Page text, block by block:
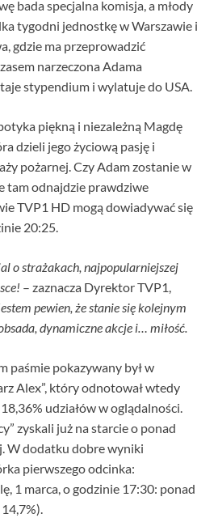
bada specjalna komisja, a młody
tygodni jednostkę w Warszawie i
gdzie ma przeprowadzić
narzeczona Adama
stypendium i wylatuje do USA.
piękną i niezależną Magdę
dzieli jego życiową pasję i
pożarnej. Czy Adam zostanie w
tam odnajdzie prawdziwe
TVP1 HD mogą dowiadywać się
20:25.
o strażakach, najpopularniejszej
– zaznacza Dyrektor TVP1,
pewien, że stanie się kolejnym
dynamiczne akcje i… miłość.
paśmie pokazywany był w
Alex”, który odnotował wtedy
udziałów w oglądalności.
zyskali już na starcie o ponad
W dodatku dobre wyniki
pierwszego odcinka:
1 marca, o godzinie 17:30: ponad